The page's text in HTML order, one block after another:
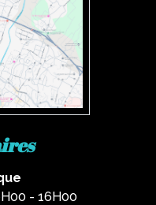
- 16H00